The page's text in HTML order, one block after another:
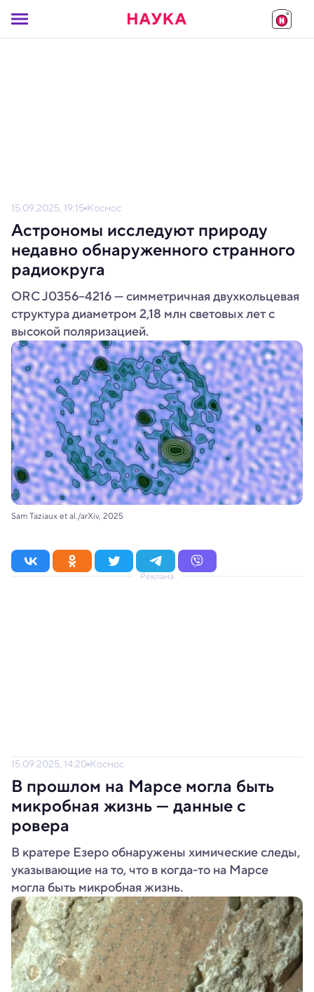
15.09.2025, 19:15 Космос
Астрономы исследуют природу
недавно обнаруженного странного
радиокруга
ORC J0356–4216 — симметричная двухкольцевая
структура диаметром 2,18 млн световых лет с
высокой поляризацией.
Sam Taziaux et al./arXiv, 2025
Реклама
15.09.2025, 14:20 Космос
В прошлом на Марсе могла быть
микробная жизнь — данные c
ровера
В кратере Езеро обнаружены химические следы,
указывающие на то, что в когда-то на Марсе
могла быть микробная жизнь.